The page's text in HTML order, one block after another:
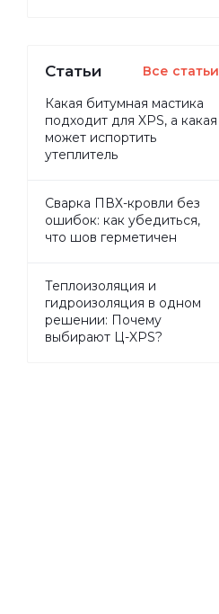
Статьи Все статьи
Какая битумная мастика
подходит для XPS, а какая
может испортить
утеплитель
Сварка ПВХ-кровли без
ошибок: как убедиться,
что шов герметичен
Теплоизоляция и
гидроизоляция в одном
решении: Почему
выбирают Ц-XPS?